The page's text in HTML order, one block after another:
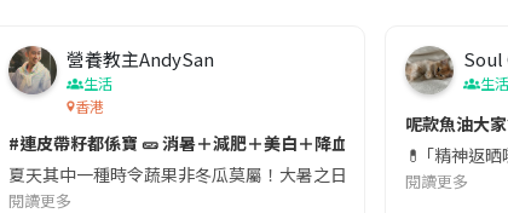
切記檢查「1標示」🚨
，近期要特別留意隨身行李中的行動電源。一名旅客日前在機
營養教主AndySan
生活
香港
#連皮帶籽都係寶 🥒 消暑＋減肥＋美白＋降血脂
夏天其中一種時令蔬果非冬瓜莫屬！大暑之日，點都要飲碗冬瓜
閱讀更多
Soul
生活
呢款魚油大
💊 ｢精神返
閱讀更多